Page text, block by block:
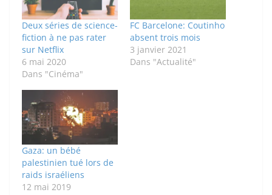
Deux séries de science-
fiction à ne pas rater
sur Netflix
6 mai 2020
Dans "Cinéma"
FC Barcelone: Coutinho
absent trois mois
3 janvier 2021
Dans "Actualité"
Gaza: un bébé
palestinien tué lors de
raids israéliens
12 mai 2019